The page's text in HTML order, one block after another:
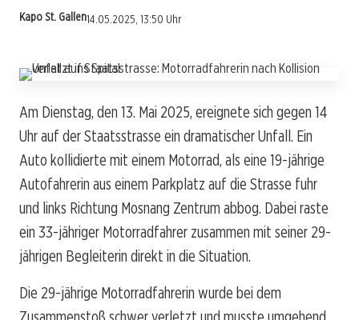
Kapo St. Gallen14.05.2025, 13:50 Uhr
Am Dienstag, den 13. Mai 2025, ereignete sich gegen 14
Uhr auf der Staatsstrasse ein dramatischer Unfall. Ein
Auto kollidierte mit einem Motorrad, als eine 19-jährige
Autofahrerin aus einem Parkplatz auf die Strasse fuhr
und links Richtung Mosnang Zentrum abbog. Dabei raste
ein 33-jähriger Motorradfahrer zusammen mit seiner 29-
jährigen Begleiterin direkt in die Situation.
Die 29-jährige Motorradfahrerin wurde bei dem